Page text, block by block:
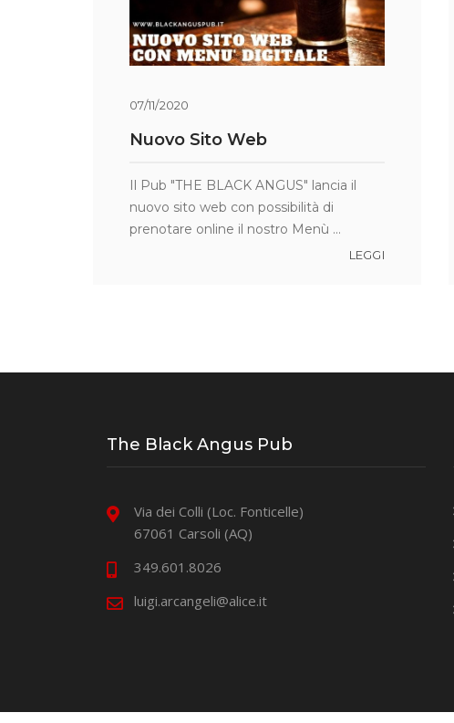
07/11/2020
Nuovo Sito Web
Il Pub "THE BLACK ANGUS" lancia il
nuovo sito web con possibilità di
prenotare online il nostro Menù ...
LEGGI
The Black Angus Pub
Via dei Colli (Loc. Fonticelle)
67061 Carsoli (AQ)
349.601.8026
luigi.arcangeli@alice.it